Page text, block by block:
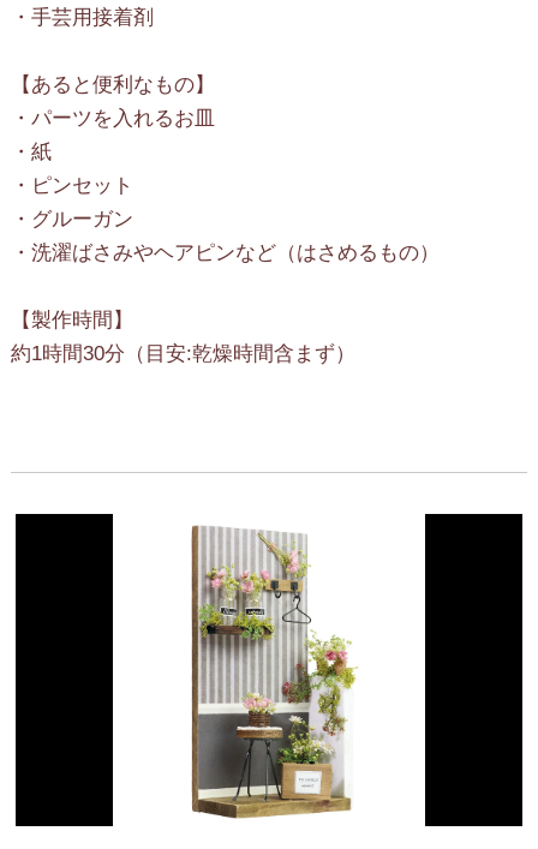
・手芸用接着剤
【あると便利なもの】
・パーツを入れるお皿
・紙
・ピンセット
・グルーガン
・洗濯ばさみやヘアピンなど（はさめるもの）
【製作時間】
約1時間30分（目安:乾燥時間含まず）